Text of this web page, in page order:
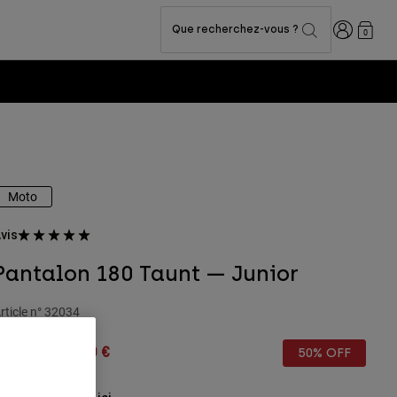
Que recherchez-vous ? Connexion
0
Moto
180 Taunt — Junior
n°32034
Price reduced from
50,00 € 50% OFF